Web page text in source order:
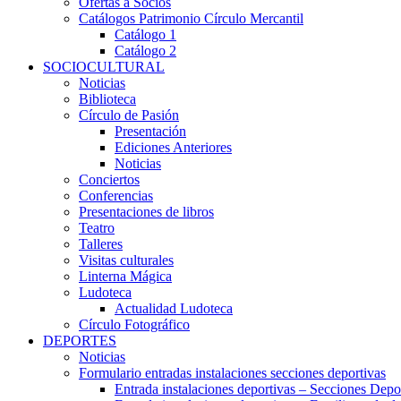
Catálogos Patrimonio Círculo Mercantil
Catálogo 1
Catálogo 2
SOCIOCULTURAL
Noticias
Biblioteca
Círculo de Pasión
Presentación
Ediciones Anteriores
Noticias
Conciertos
Conferencias
Presentaciones de libros
Teatro
Talleres
Visitas culturales
Linterna Mágica
Ludoteca
Actualidad Ludoteca
Círculo Fotográfico
DEPORTES
Noticias
Formulario entradas instalaciones secciones deportivas
Entrada instalaciones deportivas – Secciones